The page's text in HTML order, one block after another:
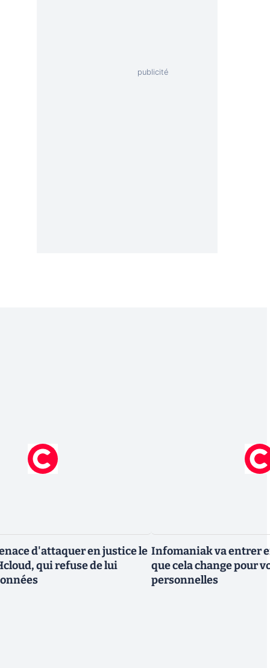
d'attaquer en justice le
qui refuse de lui
Infomaniak va entrer
que cela change pour
personnelles